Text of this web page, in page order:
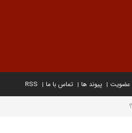
عضویت پیوند ها تماس با ما RSS